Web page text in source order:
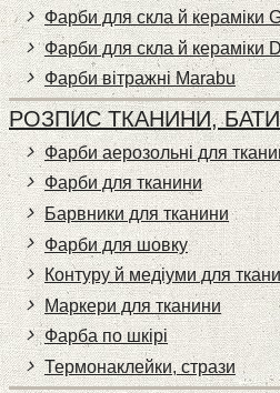
Фарби для скла й кераміки
Фарби для скла й кераміки
Фарби вітражні Marabu
РОЗПИС ТКАНИНИ,
Фарби аерозольні для
Фарби для тканини
Барвники для тканини
Фарби для шовку
Контуру й медіуми для
Маркери для тканини
Фарба по шкірі
Термонаклейки, стрази